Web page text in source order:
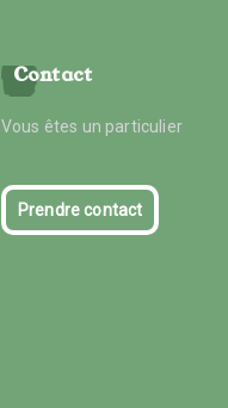
Contact
Vous êtes un particulier
Prendre contact